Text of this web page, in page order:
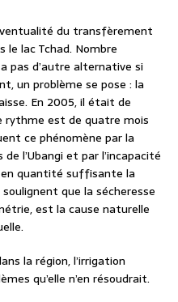
du transfèrement
le lac Tchad. Nombre
pas d’autre alternative si
un problème se pose : la
En 2005, il était de
rythme est de quatre mois
ce phénomène par la
l’Ubangi et par l’incapacité
quantité suffisante la
que la sécheresse
est la cause naturelle
la région, l’irrigation
qu’elle n’en résoudrait.